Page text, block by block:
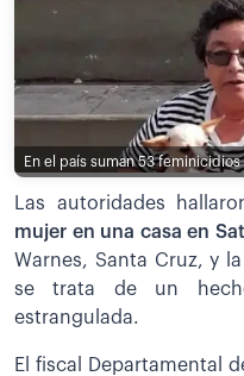
En el país suman 53 feminicidios
Las autoridades
mujer en una casa en
Warnes, Santa Cruz, y
se trata de un
estrangulada.
El fiscal Departamental